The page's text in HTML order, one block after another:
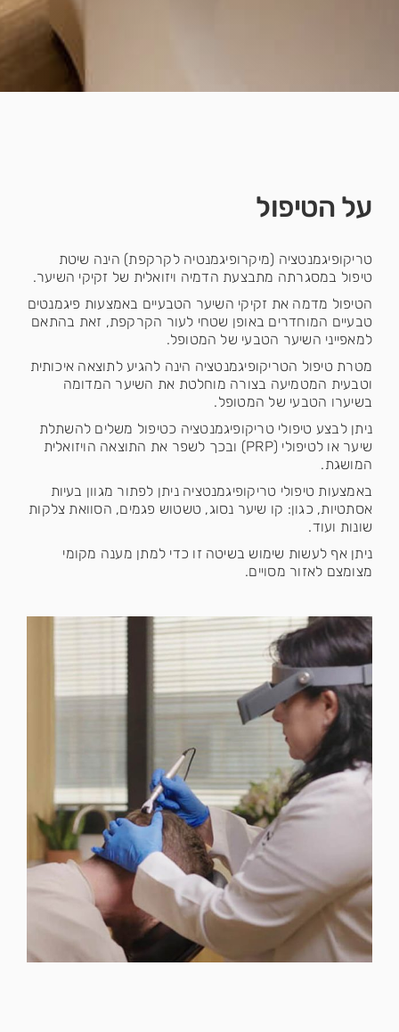
על הטיפול
טריקופיגמנטציה (מיקרופיגמנטיה לקרקפת) הינה שיטת
טיפול במסגרתה מתבצעת הדמיה ויזואלית של זקיקי השיער.
הטיפול מדמה את זקיקי השיער הטבעיים באמצעות פיגמנטים
טבעיים המוחדרים באופן שטחי לעור הקרקפת, זאת בהתאם
למאפייני השיער הטבעי של המטופל.
מטרת טיפול הטריקופיגמנטציה הינה להגיע לתוצאה איכותית
וטבעית המטמיעה בצורה מוחלטת את השיער המדומה
בשיערו הטבעי של המטופל.
ניתן לבצע טיפולי טריקופיגמנטציה כטיפול משלים להשתלת
שיער או לטיפולי (PRP) ובכך לשפר את התוצאה הויזואלית
המושגת.
באמצעות טיפולי טריקופיגמנטציה ניתן לפתור מגוון בעיות
אסתטיות, כגון: קו שיער נסוג, טשטוש פגמים, הסוואת צלקות
שונות ועוד.
ניתן אף לעשות שימוש בשיטה זו כדי למתן מענה מקומי
מצומצם לאזור מסויים.